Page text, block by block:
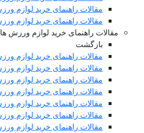
مقالات راهنمای خرید لوازم
مقالات راهنمای خرید لوازم ورزش
مقالات راهنمای خرید لوازم ورزش های
بازگشت
مقالات راهنمای خرید لوازم ورزش
مقالات راهنمای خرید لوازم ورزش
مقالات راهنمای خرید لوازم ورزش
مقالات راهنمای خرید لوازم ورزش
مقالات راهنمای خرید لوازم ورزش
مقالات راهنمای خرید لوازم ورزش
مقالات راهنمای خرید لوازم ورزش